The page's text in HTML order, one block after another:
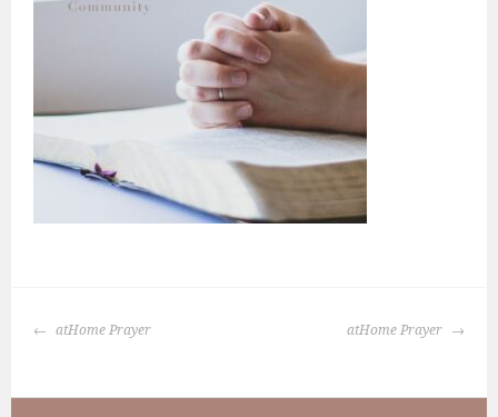
BERICHTNAVIGATIE
atHome Prayer atHome Prayer